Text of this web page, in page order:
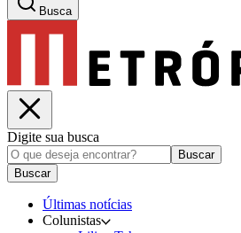
Busca
Digite sua busca
Buscar
Buscar
Últimas notícias
Colunistas